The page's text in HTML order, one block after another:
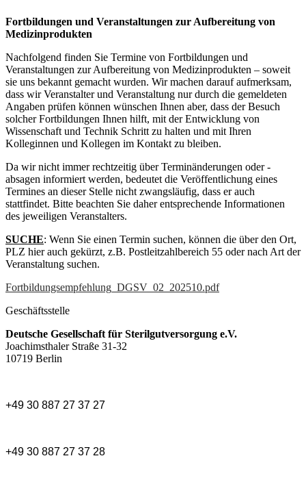
Fortbildungen und Veranstaltungen zur Aufbereitung von
Medizinprodukten
Nachfolgend finden Sie Termine von Fortbildungen und
Veranstaltungen zur Aufbereitung von Medizinprodukten – soweit
sie uns bekannt gemacht wurden. Wir machen darauf aufmerksam,
dass wir Veranstalter und Veranstaltung nur durch die gemeldeten
Angaben prüfen können wünschen Ihnen aber, dass der Besuch
solcher Fortbildungen Ihnen hilft, mit der Entwicklung von
Wissenschaft und Technik Schritt zu halten und mit Ihren
Kolleginnen und Kollegen im Kontakt zu bleiben.
Da wir nicht immer rechtzeitig über Terminänderungen oder -
absagen informiert werden, bedeutet die Veröffentlichung eines
Termines an dieser Stelle nicht zwangsläufig, dass er auch
stattfindet. Bitte beachten Sie daher entsprechende Informationen
des jeweiligen Veranstalters.
SUCHE: Wenn Sie einen Termin suchen, können die über den Ort,
PLZ hier auch gekürzt, z.B. Postleitzahlbereich 55 oder nach Art der
Veranstaltung suchen.
Fortbildungsempfehlung_DGSV_02_202510.pdf
Geschäftsstelle
Deutsche Gesellschaft für Sterilgutversorgung e.V.
Joachimsthaler Straße 31-32
10719 Berlin
+49 30 887 27 37 27
+49 30 887 27 37 28